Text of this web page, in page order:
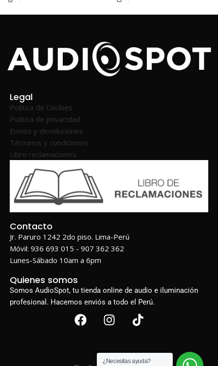
Legal
Política de Cookies
Política de privacidad
Envios y devoluciones
Términos y condiciones
Libro reclamaciones
Contacto
Jr. Paruro 1242 2do piso. Lima-Perú
Móvil: 936 693 015 - 907 362 362
Lunes-Sábado 10am a 6pm
Quienes somos
Somos AudioSpot, tu tienda online de audio e iluminación
profesional. Hacemos enviós a todo el Perú.
¿Necesitas ayuda?